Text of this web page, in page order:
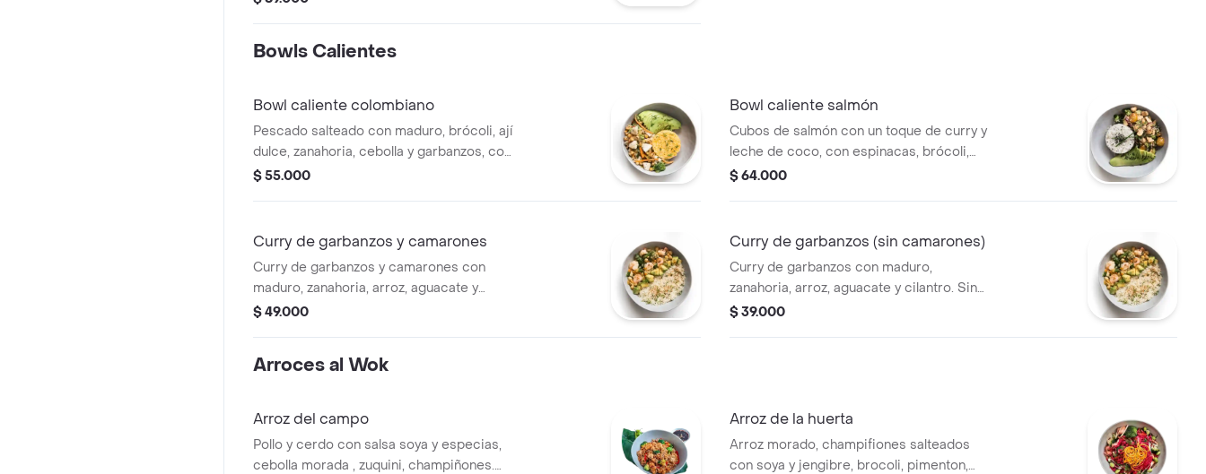
Bowls Calientes
Bowl caliente colombiano
Pescado salteado con maduro, brócoli, ají
dulce, zanahoria, cebolla y garbanzos, con
cilantro y limón. con arroz y aguacate.
$ 55.000
Bowl caliente salmón
Cubos de salmón con un toque de curry y
leche de coco, con espinacas, brócoli,
tomates y cebolla roja. con arroz y
$ 64.000
Curry de garbanzos y camarones
Curry de garbanzos y camarones con
maduro, zanahoria, arroz, aguacate y
cilantro.
$ 49.000
Curry de garbanzos (sin camarones)
Curry de garbanzos con maduro,
zanahoria, arroz, aguacate y cilantro. Sin
camarones.
$ 39.000
Arroces al Wok
Arroz del campo
Pollo y cerdo con salsa soya y especias,
cebolla morada , zuquini, champiñones.
Arroz de la huerta
Arroz morado, champifiones salteados
con soya y jengibre, brocoli, pimenton,